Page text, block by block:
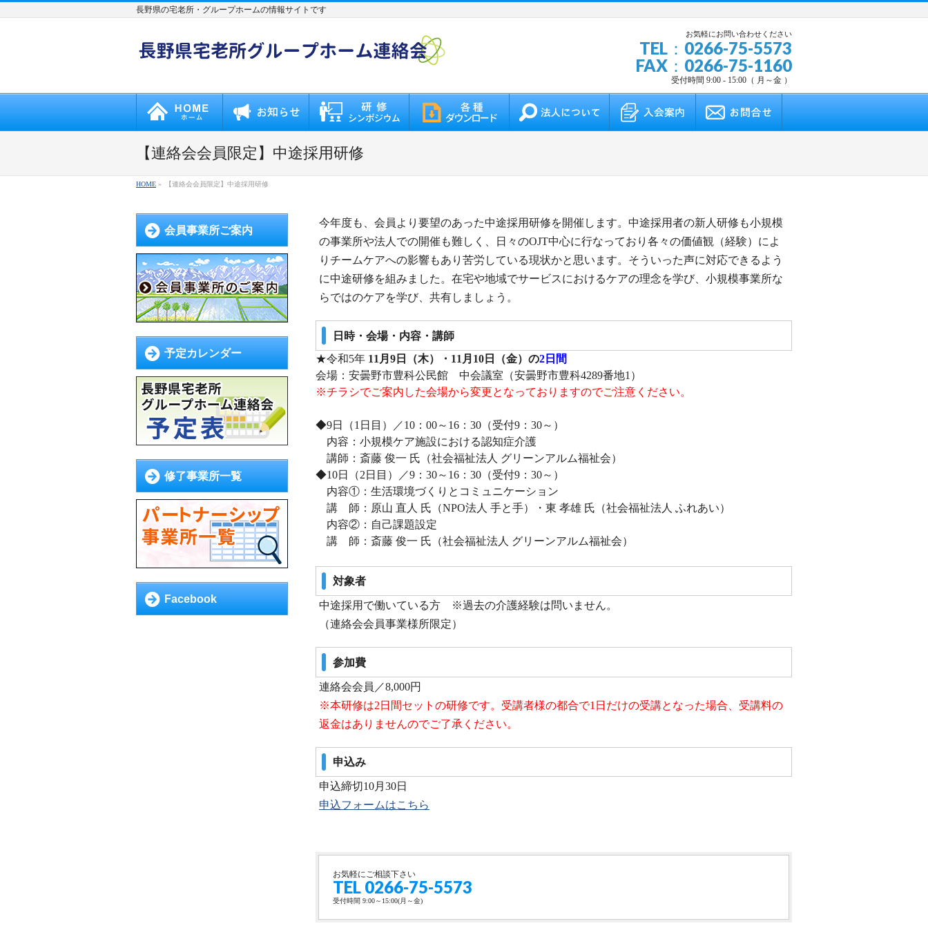
長野県の宅老所・グループホームの情報サイトです
お気軽にお問い合わせください
TEL：0266-75-5573
FAX：0266-75-1160
受付時間 9:00 - 15:00（ 月～金 ）
【連絡会会員限定】中途採用研修
HOME » 【連絡会会員限定】中途採用研修
今年度も、会員より要望のあった中途採用研修を開催します。中途採用者の新人研修も小規模
の事業所や法人での開催も難しく、日々のOJT中心に行なっており各々の価値観（経験）によ
りチームケアへの影響もあり苦労している現状かと思います。そういった声に対応できるよう
に中途研修を組みました。在宅や地域でサービスにおけるケアの理念を学び、小規模事業所な
らではのケアを学び、共有しましょう。
日時・会場・内容・講師
★令和5年 11月9日（木）・11月10日（金）の2日間
会場：安曇野市豊科公民館 中会議室（安曇野市豊科4289番地1）
※チラシでご案内した会場から変更となっておりますのでご注意ください。
◆9日（1日目）／10：00～16：30（受付9：30～）
内容：小規模ケア施設における認知症介護
講師：斎藤 俊一 氏（社会福祉法人 グリーンアルム福祉会）
◆10日（2日目）／9：30～16：30（受付9：30～）
内容①：生活環境づくりとコミュニケーション
講 師：原山 直人 氏（NPO法人 手と手）・東 孝雄 氏（社会福祉法人 ふれあい）
内容②：自己課題設定
講 師：斎藤 俊一 氏（社会福祉法人 グリーンアルム福祉会）
対象者
中途採用で働いている方 ※過去の介護経験は問いません。
（連絡会会員事業様所限定）
参加費
連絡会会員／8,000円
※本研修は2日間セットの研修です。受講者様の都合で1日だけの受講となった場合、受講料の
返金はありませんのでご了承ください。
申込み
申込締切10月30日
申込フォームはこちら
お気軽にご相談下さい
TEL 0266-75-5573
受付時間 9:00～15:00(月～金)
会員事業所ご案内
予定カレンダー
修了事業所一覧
Facebook